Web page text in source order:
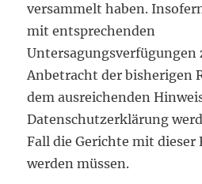
versammelt haben.
mit entsprechenden
Untersagungsverfügungen
Anbetracht der bisherigen
dem ausreichenden
Datenschutzerklärung
Fall die Gerichte mit dieser
werden müssen.